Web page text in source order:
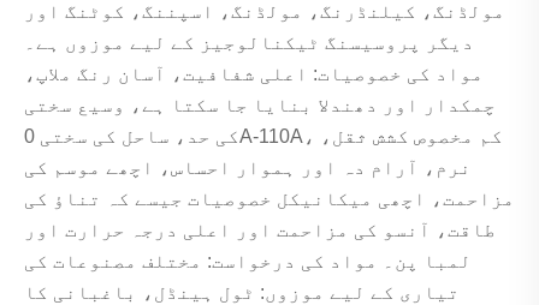
مولڈنگ، کیلنڈرنگ، مولڈنگ، اسپننگ، کوٹنگ اور
دیگر پروسیسنگ ٹیکنالوجیز کے لیے موزوں ہے۔
مواد کی خصوصیات: اعلی شفافیت، آسان رنگ ملاپ،
چمکدار اور دھندلا بنایا جا سکتا ہے، وسیع سختی
کی حد، ساحل کی سختی 0A-110A، کم مخصوص کشش ثقل،
نرم، آرام دہ اور ہموار احساس، اچھے موسم کی
مزاحمت، اچھی میکانیکل خصوصیات جیسے کہ تناؤ کی
طاقت، آنسو کی مزاحمت اور اعلی درجہ حرارت اور
لمبا پن۔ مواد کی درخواست: مختلف مصنوعات کی
تیاری کے لیے موزوں: ٹول ہینڈل، باغبانی کا